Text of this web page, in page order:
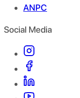
ANPC
Social Media